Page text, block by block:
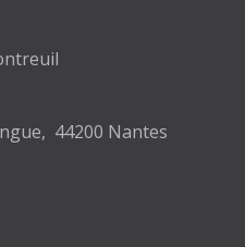
44200 Nantes